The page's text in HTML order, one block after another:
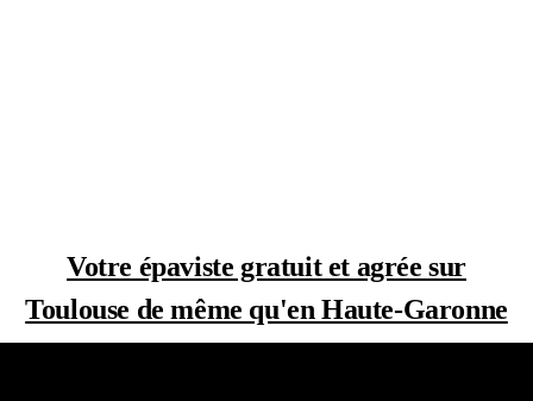
Votre épaviste gratuit et agrée sur
Toulouse de même qu'en Haute-Garonne